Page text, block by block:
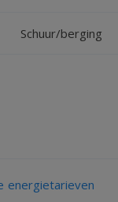
Schuur/berging
energietarieven